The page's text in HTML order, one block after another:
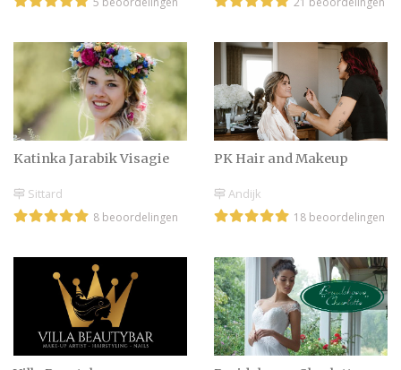
Katinka Jarabik Visagie
Sittard
8 beoordelingen
PK Hair and Makeup
Andijk
18 beoordelingen